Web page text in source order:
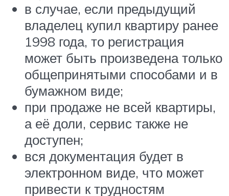
в случае, если предыдущий
владелец купил квартиру ранее
1998 года, то регистрация
может быть произведена только
общепринятыми способами и в
бумажном виде;
при продаже не всей квартиры,
а её доли, сервис также не
доступен;
вся документация будет в
электронном виде, что может
привести к трудностям